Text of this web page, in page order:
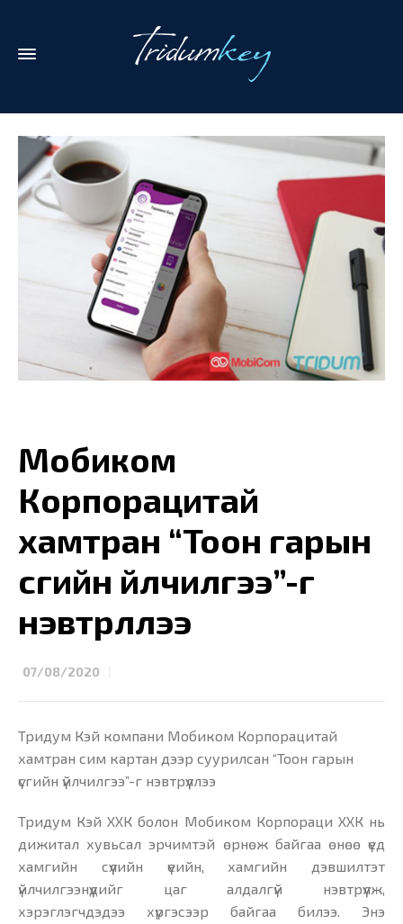
Мобиком
Корпорацитай
хамтран “Тоон гарын
үсгийн үйлчилгээ”-г
нэвтрүүллээ
07/08/2020
Тридум Кэй компани Мобиком Корпорацитай
хамтран сим картан дээр суурилсан “Тоон гарын
үсгийн үйлчилгээ”-г нэвтрүүллээ
Тридум Кэй ХХК болон Мобиком Корпораци ХХК нь
дижитал хувьсал эрчимтэй өрнөж байгаа өнөө үед
хамгийн сүүлийн үеийн, хамгийн дэвшилтэт
үйлчилгээнүүдийг цаг алдалгүй нэвтрүүлж,
хэрэглэгчдэдээ хүргэсээр байгаа билээ. Энэ